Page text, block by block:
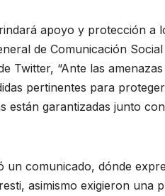
apoyo y protección a
de Comunicación
Twitter, “Ante las
pertinentes para
están garantizadas junto
comunicado, dónde
asimismo exigieron una